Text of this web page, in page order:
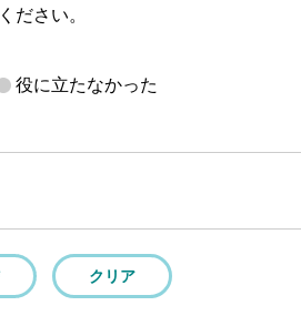
ださい。
役に立たなかった